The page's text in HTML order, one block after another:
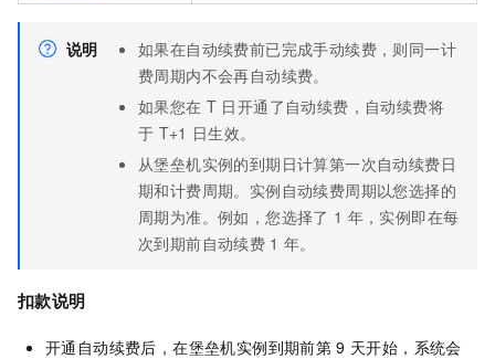
说明
如果在自动续费前已完成手动续费，则同一计
费周期内不会再自动续费。
如果您在 T 日开通了自动续费，自动续费将
于 T+1 日生效。
从堡垒机实例的到期日计算第一次自动续费日
期和计费周期。实例自动续费周期以您选择的
周期为准。例如，您选择了 1 年，实例即在每
次到期前自动续费 1 年。
扣款说明
开通自动续费后，在堡垒机实例到期前第 9 天开始，系统会